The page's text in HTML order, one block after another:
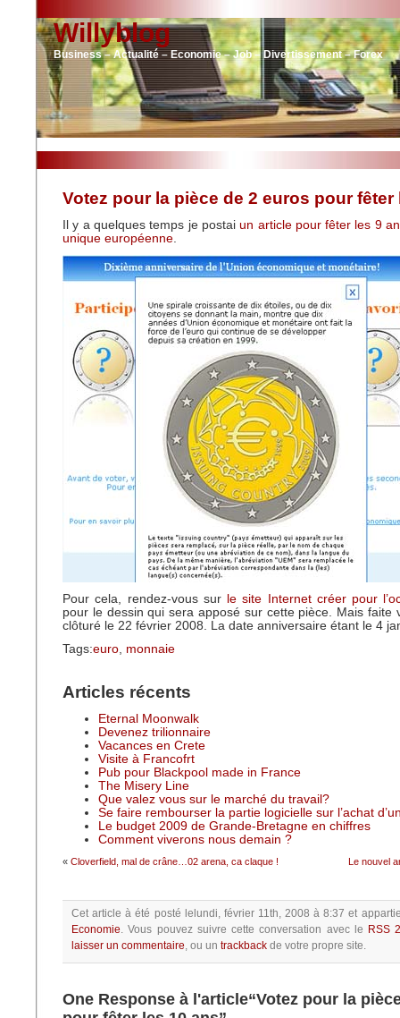
Willyblog
Business – Actualité – Economie – Job – Divertissement – Forex
Votez pour la pièce de 2 euros pour fêter
Il y a quelques temps je postaiun article pour fêter les 9
unique européenne.
Pour cela, rendez-vous sur le site Internet créer pour
pour le dessin qui sera apposé sur cette pièce. Mais faite
clôturé le 22 février 2008. La date anniversaire étant le 4
Tags:euro, monnaie
Articles récents
Eternal Moonwalk
Devenez trilionnaire
Vacances en Crete
Visite à Francofrt
Pub pour Blackpool made in France
The Misery Line
Que valez vous sur le marché du travail?
Se faire rembourser la partie logicielle sur l’achat
Le budget 2009 de Grande-Bretagne en chiffres
Comment viverons nous demain ?
« Cloverfield, mal de crâne…02 arena, ca claque ! Le nouvel
Cet article à été posté lelundi, février 11th, 2008 à 8:37et
Economie.Vous pouvez suivre cette conversation avec le RSS
laisser un commentaire, ou un trackback de votre propre site.
One Response à l'article“Votez pour la